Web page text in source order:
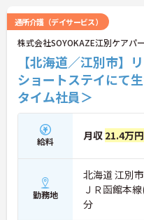
らのびのびと働ける風通し
研修や資格取得支援制度が整
の方がこれまでのご経験を
職やスペシャリストへと着
指せるやりがいのある環境で
★おすすめPOINT★
【ワークライフバランスの充
フレッシュ休暇やこども休
・産休育休や産後パパ育休制
【安心の高待遇と福利厚生】
・処遇改善手当を毎月およ
還元 ・配偶者1万円や満18
い扶養手当を支給
通所介護（デイサービス）
株式会社SOYOKAZE江別ケアパ
【北海道／江別市】
ショートステイにて
タイム社員＞
給料 月収 21.4万
勤務地
北海道 江別
ＪＲ函館本
分